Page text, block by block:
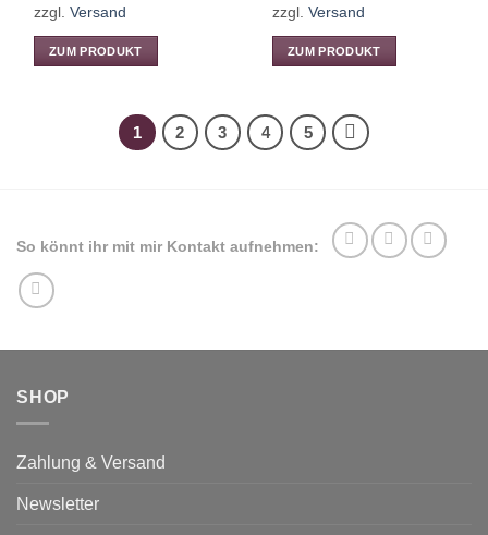
zzgl.Versand
ZUM PRODUKT
Optionen
auf
der
gewählt
zzgl.Versand
ZUM PRODUKT
weist
mehrere
Optionen
gewählt
1 2 3 4 5
So könnt ihr mit mir Kontakt aufnehmen:
SHOP
Zahlung & Versand
Newsletter